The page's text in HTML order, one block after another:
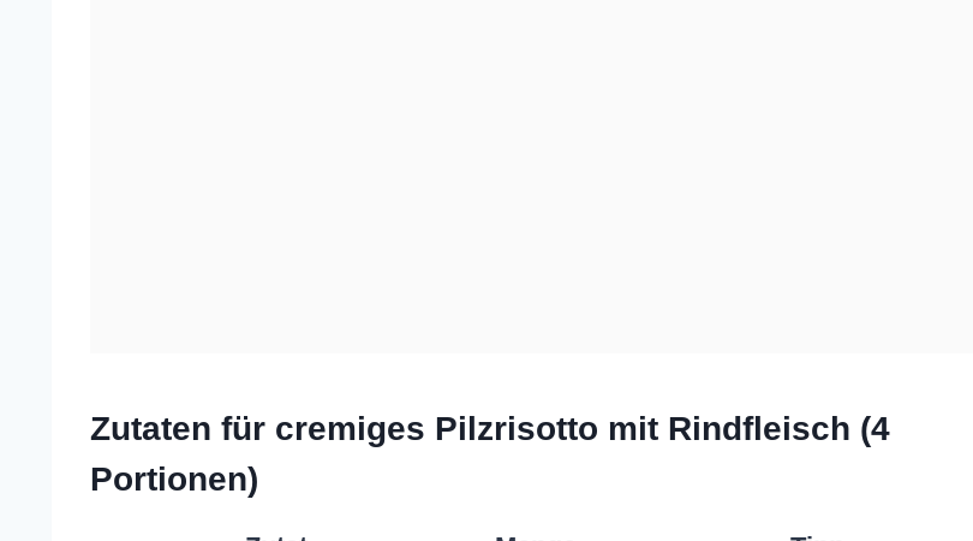
Zutaten für cremiges Pilzrisotto mit Rindfleisch (4
Portionen)